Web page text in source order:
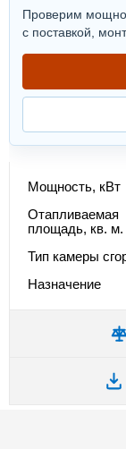
Проверим
с поставкой,
Мощность, кВт
Отапливаемая
площадь, кв. м.
Тип камеры
Назначение